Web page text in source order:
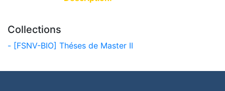
Collections
- [FSNV-BIO] Théses de Master II